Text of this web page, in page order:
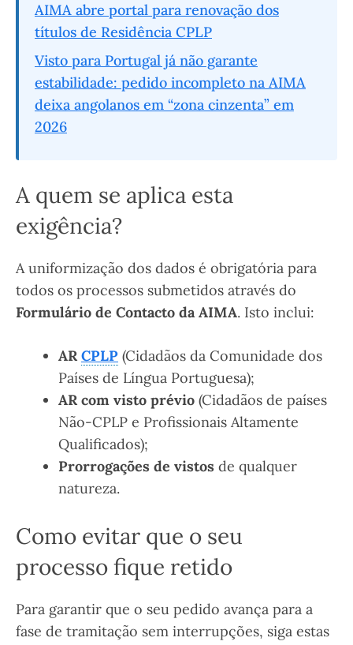
AIMA abre portal para renovação dos
títulos de Residência CPLP
Visto para Portugal já não garante
estabilidade: pedido incompleto na AIMA
deixa angolanos em “zona cinzenta” em
2026
A quem se aplica esta
exigência?
A uniformização dos dados é obrigatória para
todos os processos submetidos através do
Formulário de Contacto da AIMA. Isto inclui:
AR CPLP (Cidadãos da Comunidade dos
Países de Língua Portuguesa);
AR com visto prévio (Cidadãos de países
Não-CPLP e Profissionais Altamente
Qualificados);
Prorrogações de vistos de qualquer
natureza.
Como evitar que o seu
processo fique retido
Para garantir que o seu pedido avança para a
fase de tramitação sem interrupções, siga estas